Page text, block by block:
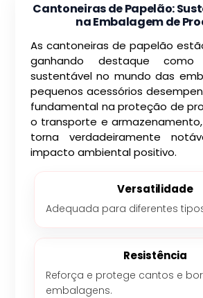
Cantoneiras de Papelão:
na Embalagem de
As cantoneiras de papelão
ganhando destaque
sustentável no mundo das
pequenos acessórios
fundamental na proteção de
o transporte e
torna verdadeiramente
impacto ambiental positivo.
Versatilidade
Adequada para diferentes
Resistência
Reforça e protege cantos e
embalagens.